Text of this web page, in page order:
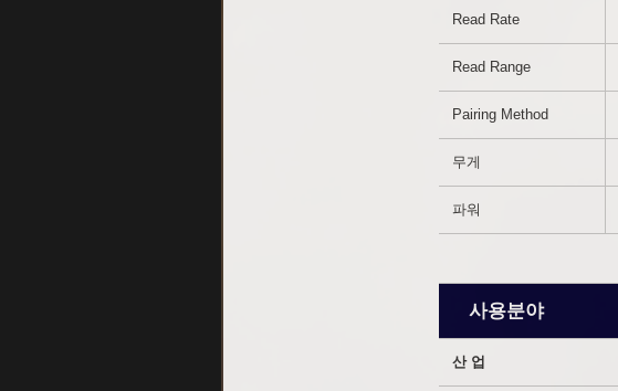
Read Rate
Read Range
Pairing Method
무게
파워
사용분야
산 업